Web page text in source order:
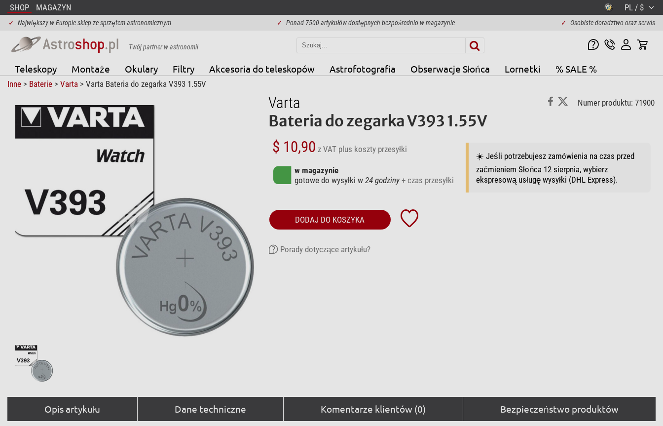
SHOP MAGAZYN PL / $
✓ Największy w Europie sklep ze sprzętem astronomicznym ✓ Ponad 7500 artykułów dostępnych bezpośrednio w magazynie ✓ Osobiste doradztwo oraz serwis
Twój partner w astronomii
Teleskopy Montaże Okulary Filtry Akcesoria do teleskopów Astrofotografia Obserwacje Słońca Lornetki % SALE %
Inne> Baterie> Varta > Varta Bateria do zegarka V393 1.55V
Varta Numer produktu: 71900
Bateria do zegarka V393 1.55V
$ 10,90 z VAT plus koszty przesyłki
w magazynie
gotowe do wysyłki w 24 godziny + czas przesyłki
☀️ Jeśli potrzebujesz zamówienia na czas przed
zaćmieniem Słońca 12 sierpnia, wybierz
ekspresową usługę wysyłki (DHL Express).
DODAJ DO KOSZYKA
Porady dotyczące artykułu?
Opis artykułu Dane techniczne Komentarze klientów (0) Bezpieczeństwo produktów